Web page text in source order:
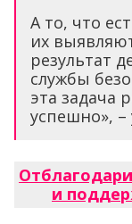
А то, что
их
результат
службы
эта задача
успешно», –
и